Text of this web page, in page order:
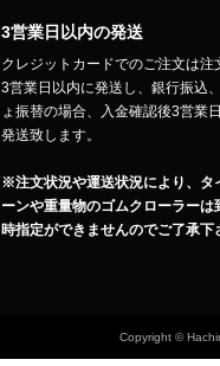
3営業日以内の発送
クレジットカードでのご注文は注
3営業日以内に発送し、銀行振込
ょ振替の場合、入金確認後3営業
発送致します。
※注文状況や運送状況により、タ
ーンや重量物のゴムクローラーは
時指定ができませんのでご了承下
Copyright ©